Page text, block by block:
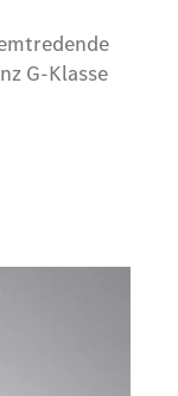
G-Klasse